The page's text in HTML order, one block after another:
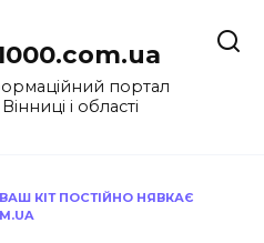
портал
Вінниці і області
КІТ ПОСТІЙНО НЯВКАЄ